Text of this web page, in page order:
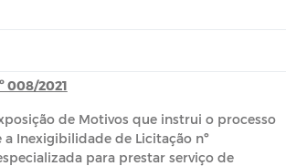
008/2021
de Motivos que instrui o processo
Inexigibilidade de Licitação nº
para prestar serviço de